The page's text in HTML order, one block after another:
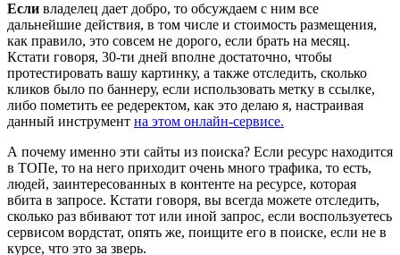
Если владелец дает добро, то обсуждаем с ним все
дальнейшие действия, в том числе и стоимость размещения,
как правило, это совсем не дорого, если брать на месяц.
Кстати говоря, 30-ти дней вполне достаточно, чтобы
протестировать вашу картинку, а также отследить, сколько
кликов было по баннеру, если использовать метку в ссылке,
либо пометить ее редеректом, как это делаю я, настраивая
данный инструмент на этом онлайн-сервисе.
А почему именно эти сайты из поиска? Если ресурс находится
в ТОПе, то на него приходит очень много трафика, то есть,
людей, заинтересованных в контенте на ресурсе, которая
вбита в запросе. Кстати говоря, вы всегда можете отследить,
сколько раз вбивают тот или иной запрос, если воспользуетесь
сервисом вордстат, опять же, поищите его в поиске, если не в
курсе, что это за зверь.